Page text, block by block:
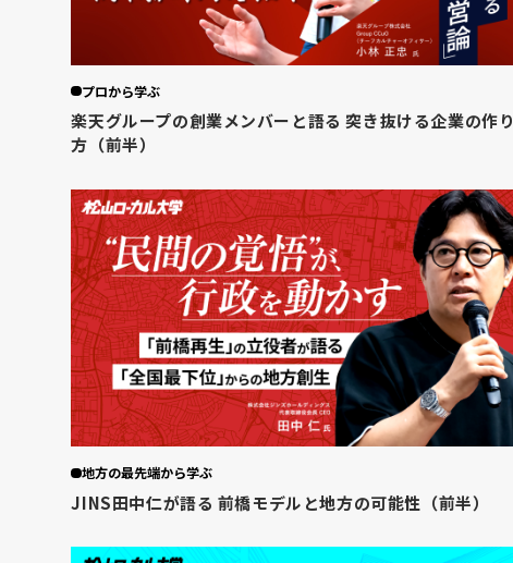
プロから学ぶ
楽天グループの創業メンバーと語る 突き抜ける企業の作り
方（前半）
地方の最先端から学ぶ
JINS田中仁が語る 前橋モデルと地方の可能性（前半）